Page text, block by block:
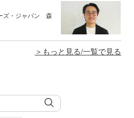
ズ・ジャパン 森
もっと見る/一覧で見る